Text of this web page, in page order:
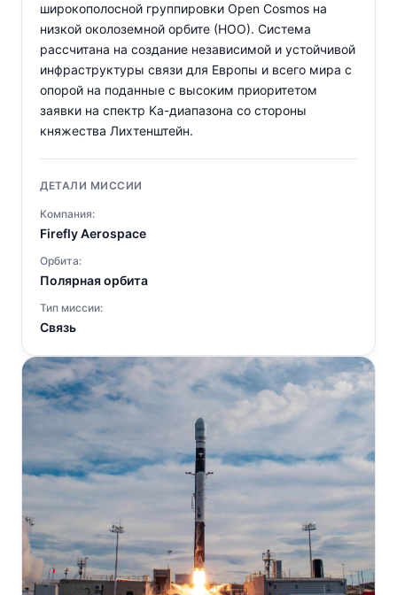
широкополосной группировки Open Cosmos на
низкой околоземной орбите (НОО). Система
рассчитана на создание независимой и устойчивой
инфраструктуры связи для Европы и всего мира с
опорой на поданные с высоким приоритетом
заявки на спектр Ka-диапазона со стороны
княжества Лихтенштейн.
ДЕТАЛИ МИССИИ
Компания:
Firefly Aerospace
Орбита:
Полярная орбита
Тип миссии:
Связь